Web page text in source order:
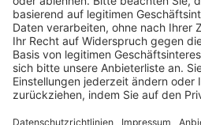
BFV-Geschäftsstellen
Trainerbörse
Login SpielPlus
FOLGE DEM BFV